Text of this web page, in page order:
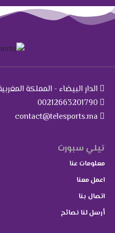
الدار البيضاء - المملكة المغربية
00212663201790
contact@telesports.ma
تيلي سبورت
معلومات عنا
اعمل معنا
اتصال بنا
أرسل لنا نصائح